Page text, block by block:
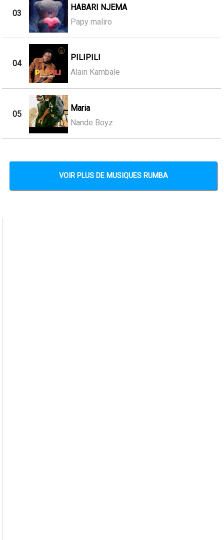
03
HABARI NJEMA
Papy maliro
04
PILIPILI
Alain Kambale
05
Maria
Nande Boyz
VOIR PLUS DE MUSIQUES RUMBA